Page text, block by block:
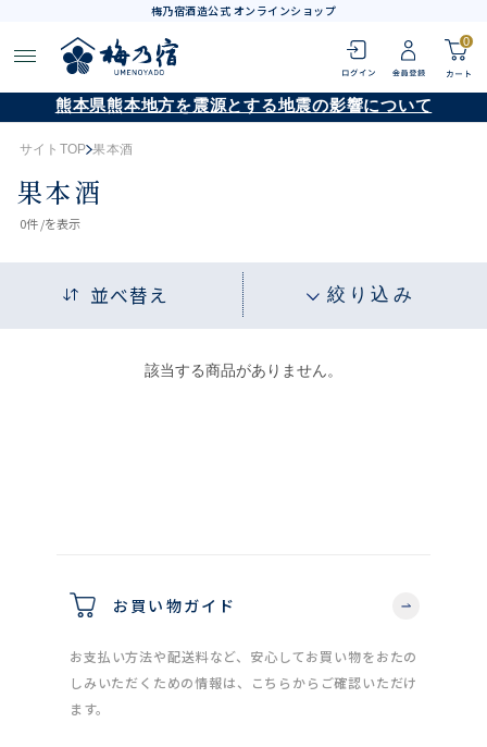
梅乃宿酒造公式 オンラインショップ
0
熊本県熊本地方を震源とする地震の影響について
サイトTOP 果本酒
果本酒
0件 /を表示
並べ替え 絞り込み
該当する商品がありません。
お買い物ガイド
お支払い方法や配送料など、安心してお買い物をおたの
しみいただくための情報は、こちらからご確認いただけ
ます。